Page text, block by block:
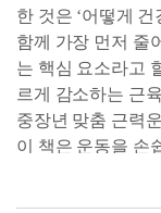
한 것은 ‘어떻게
함께 가장 먼저 줄
는 핵심 요소라고
르게 감소하는 근
중장년 맞춤 근력
이 책은 운동을 손
할 수 있도록 돕는